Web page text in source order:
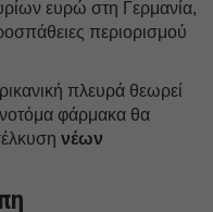
ευρώ στη Γερμανία,
περιορισμού
πλευρά θεωρεί
φάρμακα θα
νέων